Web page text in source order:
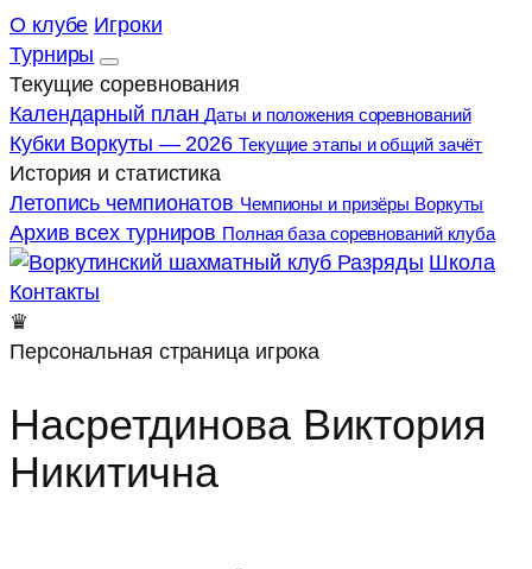
О клубе Игроки
Турниры
Текущие соревнования
Календарный план Даты и положения соревнований
Кубки Воркуты — 2026 Текущие этапы и общий зачёт
История и статистика
Летопись чемпионатов Чемпионы и призёры Воркуты
Архив всех турниров Полная база соревнований клуба
Разряды Школа
Контакты
♛
Персональная страница игрока
Насретдинова Виктория
Никитична